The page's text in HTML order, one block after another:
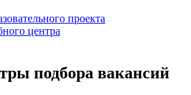
проекта
центра
подбора вакансий